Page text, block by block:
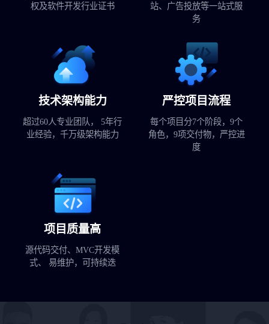
权及软件开发行业证书
站、广告投放等一站式服
务
技术架构能力
超过60人专业团队， 5年行
业经验，千万级架构能力
严控项目流程
每个项目分7个阶段，9个
角色，9项交付物，严控进
度
项目质量高
源代码交付、MVC开发模
式、 易维护，可持续迭